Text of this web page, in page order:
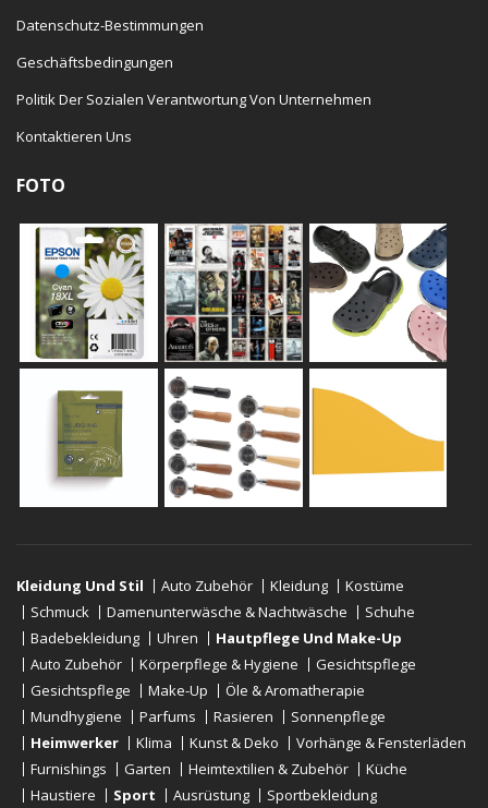
Datenschutz-Bestimmungen
Geschäftsbedingungen
Politik Der Sozialen Verantwortung Von Unternehmen
Kontaktieren Uns
FOTO
Kleidung Und Stil Auto Zubehör Kleidung
Kostüme
Schmuck
Damenunterwäsche & Nachtwäsche
Schuhe
Badebekleidung
Uhren
Hautpflege Und Make-Up
Auto Zubehör
Körperpflege & Hygiene
Gesichtspflege
Gesichtspflege
Make-Up
Öle & Aromatherapie
Mundhygiene
Parfums Rasieren
Sonnenpflege
Heimwerker
Klima Kunst & Deko
Vorhänge & Fensterläden
Furnishings
Garten Heimtextilien & Zubehör
Küche
Haustiere
Sport Ausrüstung Sportbekleidung